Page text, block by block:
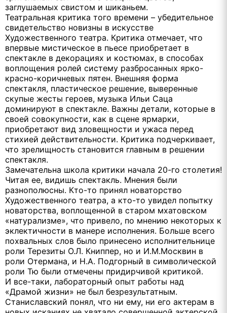
заглушаемых свистом и шиканьем.
Театральная критика того времени – убедительное
свидетельство новизны в искусстве
Художественного театра. Критика отмечает, что
впервые мистическое в пьесе приобретает в
спектакле в декорациях и костюмах, в способах
воплощения ролей систему разбросанных ярко-
красно-коричневых пятен. Внешняя форма
спектакля, пластическое решение, выверенные
скупые жесты героев, музыка Ильи Саца
доминируют в спектакле. Важны детали, которые в
своей совокупности, как в сцене ярмарки,
приобретают вид зловещности и ужаса перед
стихией действительности. Критика подчеркивает,
что зрелищность становится главным в решении
спектакля.
Замечательна школа критики начала 20-го столетия!
Читая ее, видишь спектакль. Мнения были
разнополюсны. Кто-то принял новаторство
Художественного театра, а кто-то увидел попытку
новаторства, воплощенной в старом мхатовском
«натурализме», что привело, по мнению некоторых к
эклектичности в манере исполнения. Больше всего
похвальных слов было принесено исполнительнице
роли Терезиты О.Л. Книппер, но и И.М.Москвин в
роли Отермана, и Н.А. Подгорный в символической
роли Тю были отмечены придирчивой критикой.
И все-таки, лабораторный опыт работы над
«Драмой жизни» не был безрезультатным.
Станиславский понял, что ни ему, ни его актерам в